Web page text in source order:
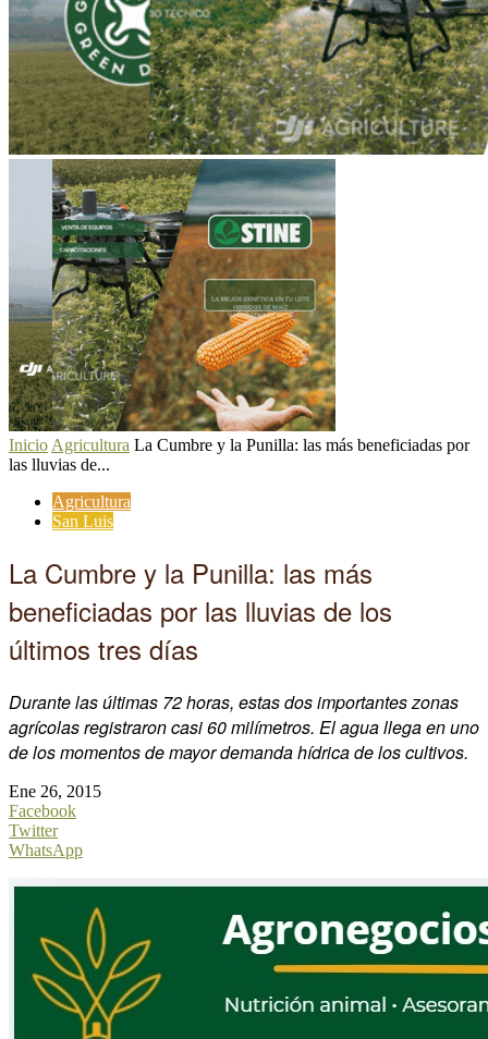
Inicio Agricultura La Cumbre y la Punilla: las más beneficiadas por
las lluvias de...
Agricultura
San Luis
La Cumbre y la Punilla: las más
beneficiadas por las lluvias de los
últimos tres días
Durante las últimas 72 horas, estas dos importantes zonas
agrícolas registraron casi 60 milímetros. El agua llega en uno
de los momentos de mayor demanda hídrica de los cultivos.
Ene 26, 2015
Facebook
Twitter
WhatsApp